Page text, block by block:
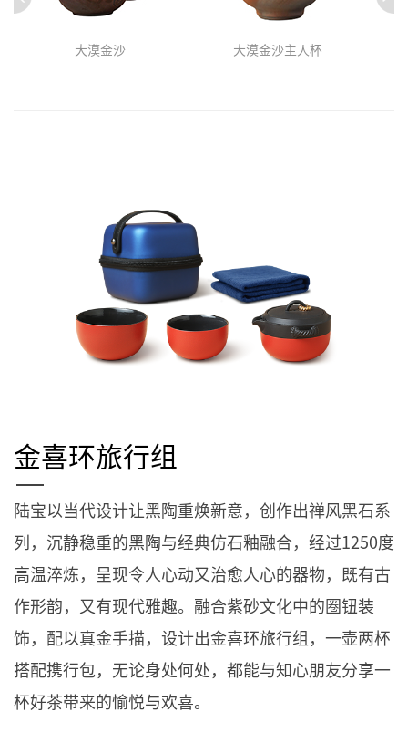
大漠金沙 大漠金沙主人杯
金喜环旅行组
陆宝以当代设计让黑陶重焕新意，创作出禅风黑石系
列，沉静稳重的黑陶与经典仿石釉融合，经过1250度
高温淬炼，呈现令人心动又治愈人心的器物，既有古
作形韵，又有现代雅趣。融合紫砂文化中的圈钮装
饰，配以真金手描，设计出金喜环旅行组，一壶两杯
搭配携行包，无论身处何处，都能与知心朋友分享一
杯好茶带来的愉悦与欢喜。